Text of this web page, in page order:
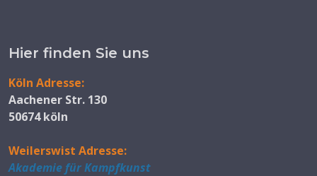
Hier finden Sie uns
Köln Adresse:
Aachener Str. 130
50674 köln
Weilerswist Adresse:
Akademie für Kampfkunst